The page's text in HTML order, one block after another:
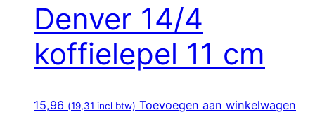
Denver 14/4
koffielepel 11 cm
15,96 (19,31 incl btw) Toevoegen aan winkelwagen